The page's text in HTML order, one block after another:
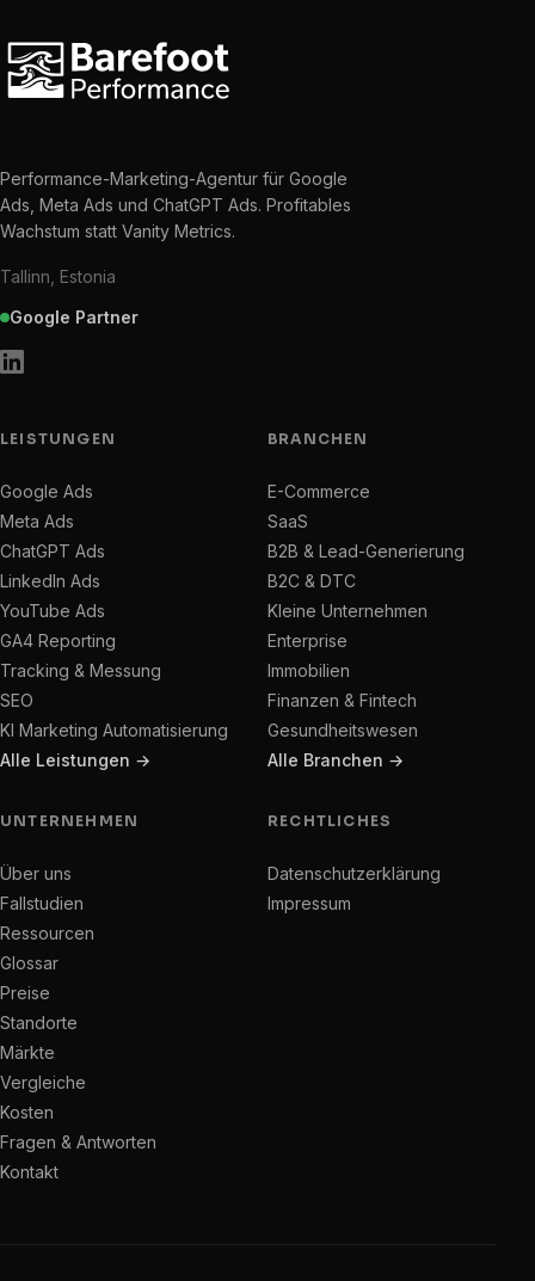
Performance-Marketing-Agentur für Google
Ads, Meta Ads und ChatGPT Ads. Profitables
Wachstum statt Vanity Metrics.
Tallinn, Estonia
Google Partner
LEISTUNGEN
Google Ads
Meta Ads
ChatGPT Ads
LinkedIn Ads
YouTube Ads
GA4 Reporting
Tracking & Messung
SEO
KI Marketing Automatisierung
Alle Leistungen →
BRANCHEN
E-Commerce
SaaS
B2B & Lead-Generierung
B2C & DTC
Kleine Unternehmen
Enterprise
Immobilien
Finanzen & Fintech
Gesundheitswesen
Alle Branchen →
UNTERNEHMEN
Über uns
Fallstudien
Ressourcen
Glossar
Preise
Standorte
Märkte
Vergleiche
Kosten
Fragen & Antworten
Kontakt
RECHTLICHES
Datenschutzerklärung
Impressum